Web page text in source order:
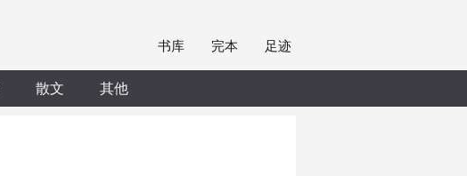
书库 完本 足迹
散文 其他